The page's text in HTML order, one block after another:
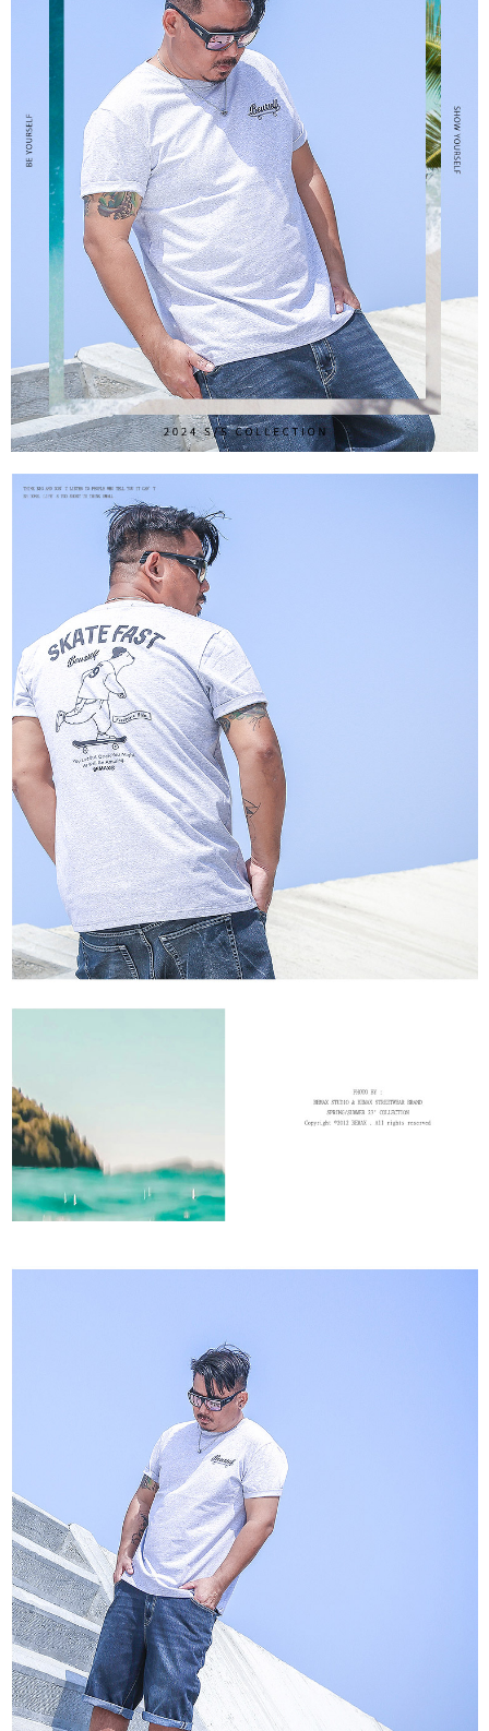
２．關於個人資料處理事宜，請瀏覽以下網址：
https://aftee.tw/terms/#terms3
３．未成年的使用者請事先徵得法定代理人或監護人之同意方可使用
「AFTEE先享後付」，若未經同意申辦者引起之損失，本公司不負相關責
４．使用「AFTEE先享後付」時，將依據個別帳號之用戶狀況，依本公司即
時審查核予不同之上限額度；若仍有額度不足之情形，本公司將視審查結果
請求用戶進行身份認證。
５．嚴禁一人註冊多個帳號或使用他人資訊註冊。若發現惡意使用之情形，
恩沛科技股份有限公司將有權停止該用戶之使用額度並採取法律行動。